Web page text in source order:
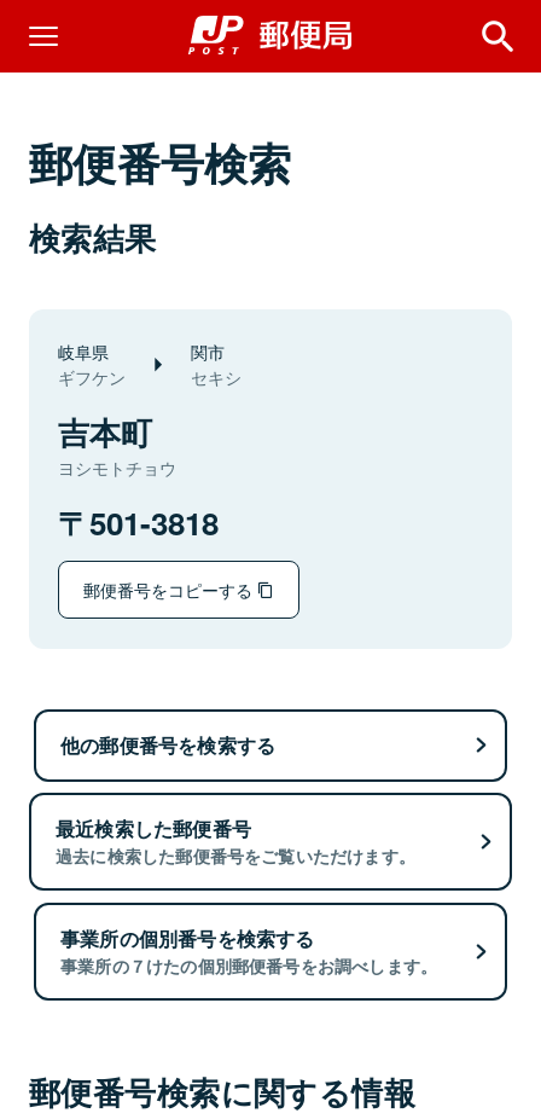
郵便番号検索
検索結果
岐阜県
ギフケン
関市
セキシ
吉本町
ヨシモトチョウ
501-3818
郵便番号をコピーする
他の郵便番号を検索する
最近検索した郵便番号
過去に検索した郵便番号をご覧いただけます。
事業所の個別番号を検索する
事業所の７けたの個別郵便番号をお調べします。
郵便番号検索に関する情報